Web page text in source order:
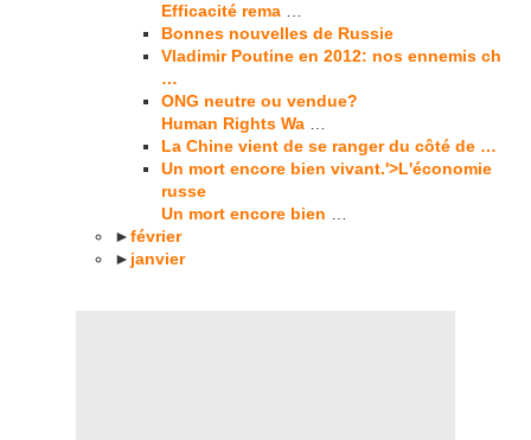
Efficacité rema
Bonnes nouvelles de Russie
Vladimir Poutine en 2012: nos ennemis ch
…
ONG neutre ou vendue?
Human Rights Wa
La Chine vient de se ranger du côté de …
Un mort encore bien vivant.'>L'économie
russe
Un mort encore bien
►février
► janvier